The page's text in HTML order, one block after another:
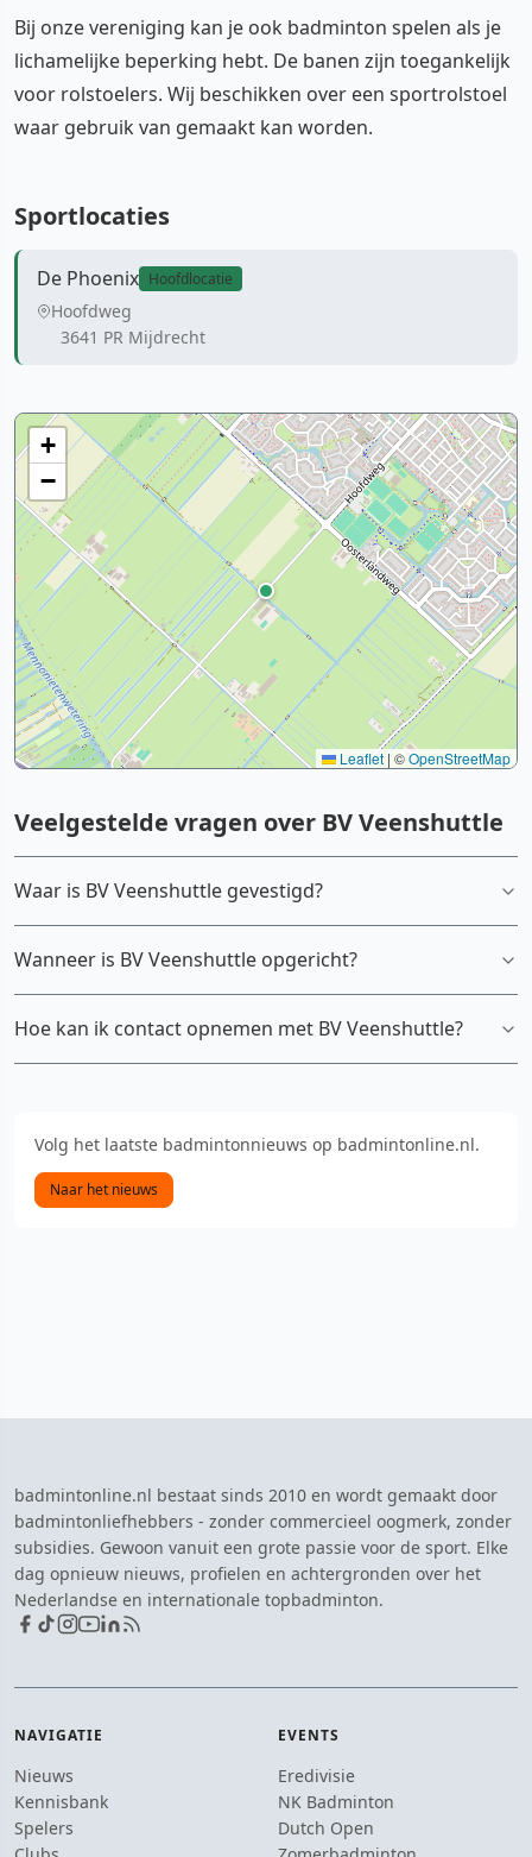
Bij onze vereniging kan je ook badminton spelen als je
lichamelijke beperking hebt. De banen zijn toegankelijk
voor rolstoelers. Wij beschikken over een sportrolstoel
waar gebruik van gemaakt kan worden.
Sportlocaties
De Phoenix Hoofdlocatie
Hoofdweg
3641 PR Mijdrecht
+
−
Leaflet | ©OpenStreetMap
Veelgestelde vragen over BV Veenshuttle
Waar is BV Veenshuttle gevestigd?
Wanneer is BV Veenshuttle opgericht?
Hoe kan ik contact opnemen met BV Veenshuttle?
Volg het laatste badmintonnieuws op badmintonline.nl.
Naar het nieuws
badmintonline.nl bestaat sinds 2010 en wordt gemaakt door
badmintonliefhebbers - zonder commercieel oogmerk, zonder
subsidies. Gewoon vanuit een grote passie voor de sport. Elke
dag opnieuw nieuws, profielen en achtergronden over het
Nederlandse en internationale topbadminton.
NAVIGATIE
Nieuws
Kennisbank
Spelers
EVENTS
Eredivisie
NK Badminton
Dutch Open